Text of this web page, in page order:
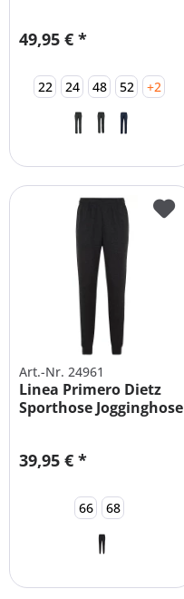
49,95 € *
22 24 48 52 +2
Art.-Nr. 24961
Linea Primero Dietz
Sporthose Jogginghose
39,95 € *
66 68